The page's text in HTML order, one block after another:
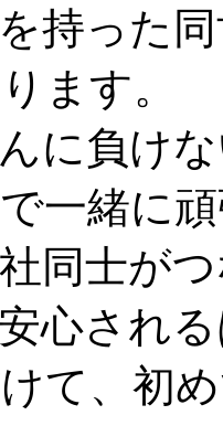
持った
ます。
んに負け
一緒に
同士が
心され
て、初